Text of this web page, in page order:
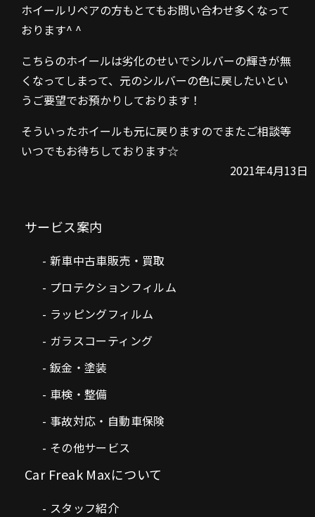
ホイールリペアの方もとてもお問い合わせ多くなって
おります^ ^
こちらのホイールは劣化のせいでシルバーの輝きが無
くなってしまって、元のシルバーの色に戻したいとい
うご要望でお預かりしております！
そういったホイールも元に戻りますのでまたご相談等
いつでもお待ちしております☆
2021年4月13日
サービス案内
新車中古車販売・買取
プロテクションフィルム
ラッピングフィルム
ガラスコーティング
鈑金・塗装
車検・整備
事故対応・自動車保険
その他サービス
Car Freak Maxについて
スタッフ紹介